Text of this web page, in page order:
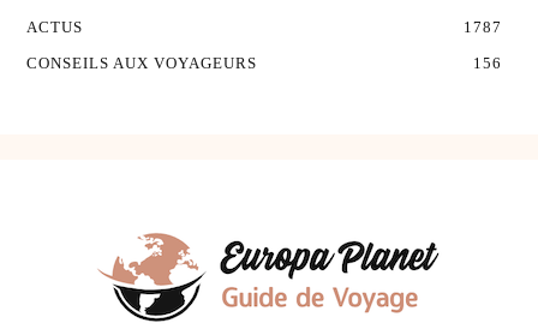
ACTUS
1787
CONSEILS AUX VOYAGEURS
156